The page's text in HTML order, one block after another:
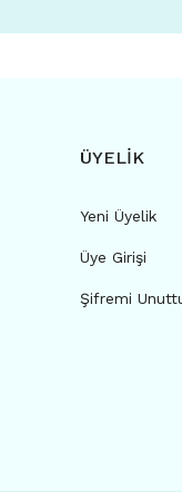
ÜYELİK
Yeni Üyelik
Üye Girişi
Şifremi